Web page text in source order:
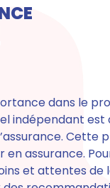
dans le
indépendant est
Cette
assurance.
et attentes de